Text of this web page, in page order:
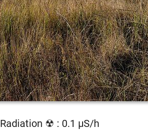
Radiation ☢ : 0.1 µS/h